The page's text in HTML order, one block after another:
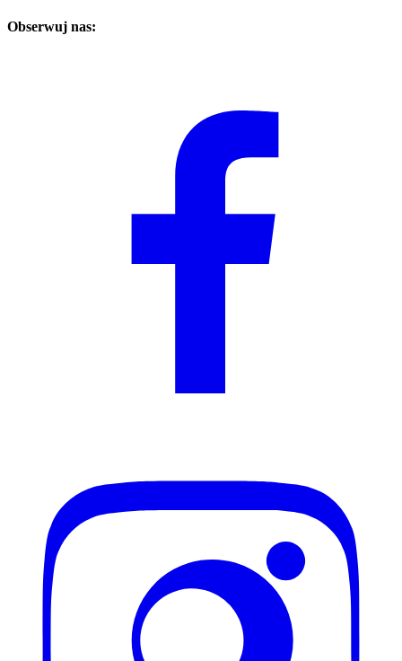
Obserwuj nas: